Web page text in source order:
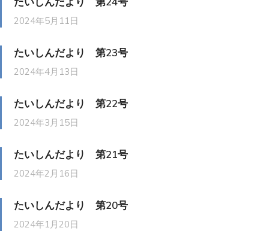
2024年5月11日
たいしんだより 第23号
2024年4月13日
たいしんだより 第22号
2024年3月15日
たいしんだより 第21号
2024年2月16日
たいしんだより 第20号
2024年1月20日